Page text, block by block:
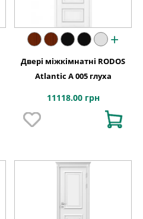
+
Двері міжкімнатні RODOS
Atlantic A 005 глуха
11118.00 грн